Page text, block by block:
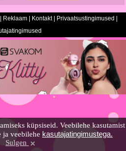
küpsiseid. Veebilehe kasutamist
ja veebilehe kasutajatingimustega.
Sulgen
Reklaam Kontakt| Privaatsustingimused